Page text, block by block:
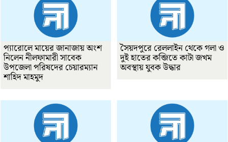
প্যারোলে মায়ের জানাজায় অংশ
নিলেন নীলফামারী সাবেক
উপজেলা পরিষদের চেয়ারম্যান
শাহিদ মাহমুদ
সৈয়দপুরে রেললাইন থেকে গলা ও
দুই হাতের কব্জিতে কাটা জখম
অবস্থায় যুবক উদ্ধার